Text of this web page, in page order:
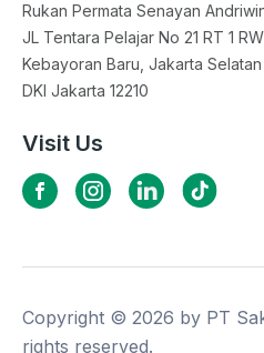
Rukan Permata Senayan
JL Tentara Pelajar No 21 RT 1
Kebayoran Baru, Jakarta Selatan
DKI Jakarta 12210
Visit Us
Copyright © 2026 by PT
rights reserved.